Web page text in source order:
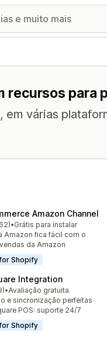
recursos para
várias
Amazon Channel
ao todo
•Grátis para instalar
Amazon fica fácil com o
da Amazon
Shopify
Integration
ao todo
•Avaliação gratuita
e sincronização perfeitas
POS: suporte 24/7
Shopify